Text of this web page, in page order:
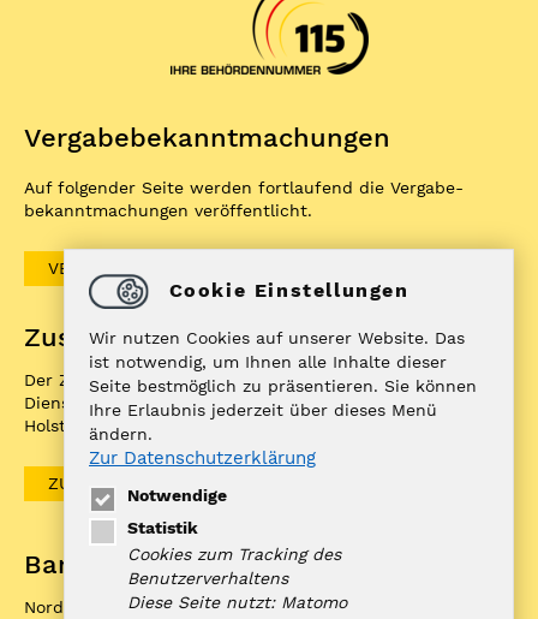
Vergabe­bekannt­machungen
Auf folgender Seite werden fortlaufend die Vergabe­
bekannt­machungen veröffentlicht.
VERGABEBEKANNTMACHUNGEN
Zuständigkeitenfinder
Der ZuFiSH ist ein Informations­portal rund um
Dienstleistungen, die die öffentliche Hand in Schleswig-
Holstein Ihnen als BürgerIn anbietet.
ZUFISH
Bankverbindung
Nord-Ostsee Sparkasse
Cookie Einstellungen
Wir nutzen Cookies auf unserer Website. Das
ist notwendig, um Ihnen alle Inhalte dieser
Seite bestmöglich zu präsentieren. Sie können
Ihre Erlaubnis jederzeit über dieses Menü
ändern.
Zur Datenschutzerklärung
Notwendige
Statistik
Cookies zum Tracking des
Benutzerverhaltens
Diese Seite nutzt: Matomo